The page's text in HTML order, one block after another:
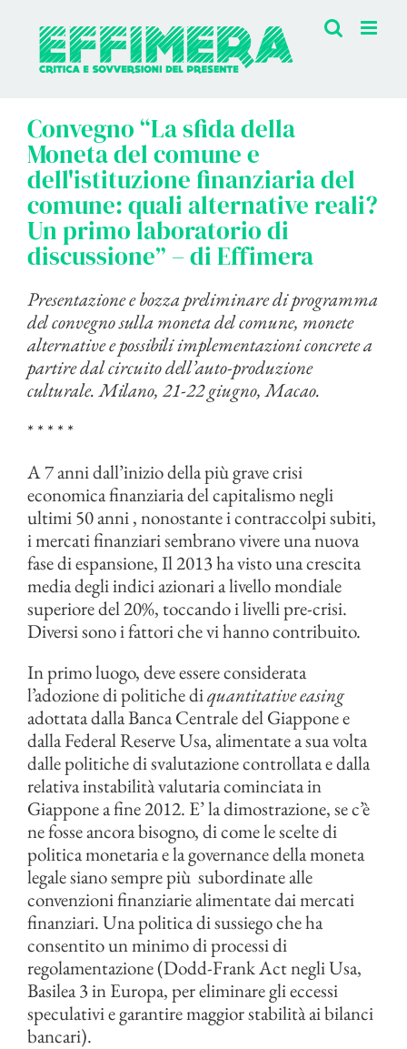
contenuto
Convegno “La sfida della
Moneta del comune e
dell'istituzione finanziaria del
comune: quali alternative reali?
Un primo laboratorio di
discussione” – di Effimera
Presentazione e bozza preliminare di programma
del convegno sulla moneta del comune, monete
alternative e possibili implementazioni concrete a
partire dal circuito dell’auto-produzione
culturale. Milano, 21-22 giugno, Macao.
* * * * *
A 7 anni dall’inizio della più grave crisi
economica finanziaria del capitalismo negli
ultimi 50 anni , nonostante i contraccolpi subiti,
i mercati finanziari sembrano vivere una nuova
fase di espansione, Il 2013 ha visto una crescita
media degli indici azionari a livello mondiale
superiore del 20%, toccando i livelli pre-crisi.
Diversi sono i fattori che vi hanno contribuito.
In primo luogo, deve essere considerata
l’adozione di politiche diquantitative easing
adottata dalla Banca Centrale del Giappone e
dalla Federal Reserve Usa, alimentate a sua volta
dalle politiche di svalutazione controllata e dalla
relativa instabilità valutaria cominciata in
Giappone a fine 2012. E’ la dimostrazione, se c’è
ne fosse ancora bisogno, di come le scelte di
politica monetaria e la governance della moneta
legale siano sempre più subordinate alle
convenzioni finanziarie alimentate dai mercati
finanziari. Una politica di sussiego che ha
consentito un minimo diprocessi di
regolamentazione (Dodd-Frank Act negli Usa,
Basilea 3 in Europa, per eliminare gli eccessi
speculativi e garantire maggior stabilità ai bilanci
bancari).